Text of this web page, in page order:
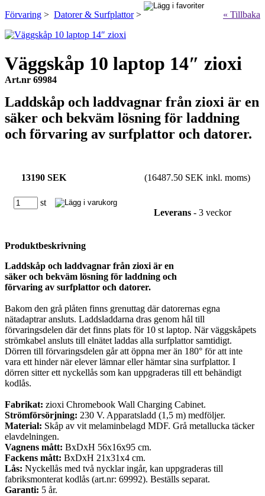
Förvaring > Datorer & Surfplattor> « Tillbaka
Väggskåp 10 laptop 14″ zioxi
Art.nr 69984
Laddskåp och laddvagnar från zioxi är en
säker och bekväm lösning för laddning
och förvaring av surfplattor och datorer.
13190 SEK (16487.50 SEK inkl. moms)
st
Leverans - 3 veckor
Produktbeskrivning
Laddskåp och laddvagnar från zioxi är en
säker och bekväm lösning för laddning och
förvaring av surfplattor och datorer.
Bakom den grå plåten finns grenuttag där datorernas egna
nätadaptrar ansluts. Laddsladdarna dras genom hål till
förvaringsdelen där det finns plats för 10 st laptop. När väggskåpets
strömkabel ansluts till elnätet laddas alla surfplattor samtidigt.
Dörren till förvaringsdelen går att öppna mer än 180° för att inte
vara ett hinder när elever lämnar eller hämtar sina surfplattor. I
dörren sitter ett nyckellås som kan uppgraderas till ett behändigt
kodlås.
Fabrikat: zioxi Chromebook Wall Charging Cabinet.
Strömförsörjning: 230 V. Apparatsladd (1,5 m) medföljer.
Material: Skåp av vit melaminbelagd MDF. Grå metallucka täcker
elavdelningen.
Vagnens mått: BxDxH 56x16x95 cm.
Fackens mått: BxDxH 21x31x4 cm.
Lås: Nyckellås med två nycklar ingår, kan uppgraderas till
fabriksmonterat kodlås (art.nr: 69992). Beställs separat.
Garanti: 5 år.